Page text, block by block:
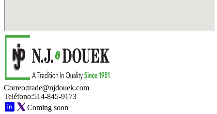
Correo:trade@njdouek.com
Teléfono:514-845-9173
Coming soon